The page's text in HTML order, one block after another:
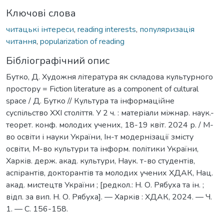
Ключові слова
читацькі інтереси, reading interests, популяризація
читання, popularization of reading
Бібліографічний опис
Бутко, Д. Художня література як складова культурного
простору = Fiction literature as a component of cultural
space / Д. Бутко // Культура та інформаційне
суспільство ХХІ століття. У 2 ч. : матеріали міжнар. наук.-
теорет. конф. молодих учених, 18-19 квіт. 2024 р. / М-
во освіти і науки України, Ін-т модернізації змісту
освіти, М-во культури та інформ. політики України,
Харків. держ. акад. культури, Наук. т-во студентів,
аспірантів, докторантів та молодих учених ХДАК, Нац.
акад. мистецтв України ; [редкол.: Н. О. Рябуха та ін. ;
відп. за вип. Н. О. Рябуха]. — Харків : ХДАК, 2024. — Ч.
1. — С. 156-158.